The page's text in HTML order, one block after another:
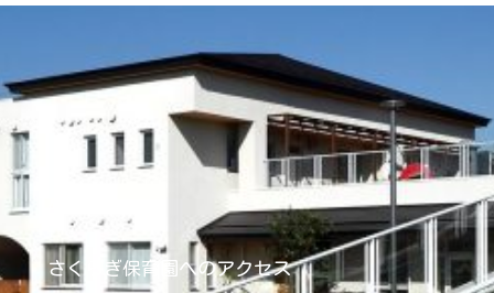
さくらぎ保育園へのアクセス